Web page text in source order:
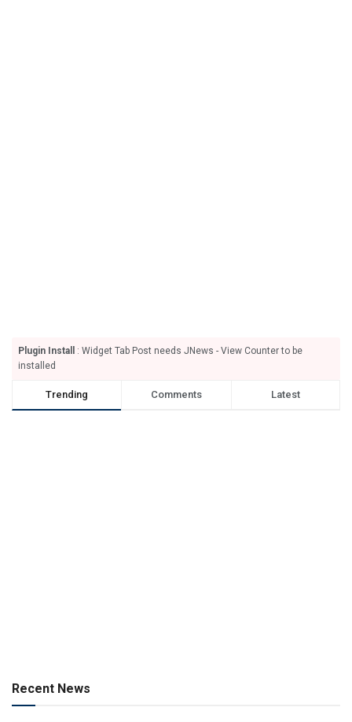
Plugin Install
: Widget Tab Post needs JNews - View Counter to be
installed
Trending Comments Latest
Recent News